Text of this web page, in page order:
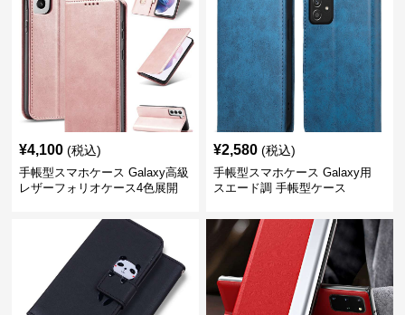
¥4,100 (税込)
手帳型スマホケース Galaxy高級
レザーフォリオケース4色展開
¥2,580 (税込)
手帳型スマホケース Galaxy用
スエード調 手帳型ケース